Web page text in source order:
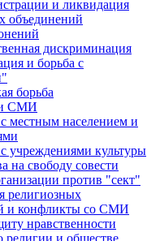
и ликвидация
объединений
дискриминация
и борьба с
борьба
и СМИ
местным населением и
учреждениями культуры
на свободу совести
против "сект"
религиозных
и конфликты со СМИ
нравственности